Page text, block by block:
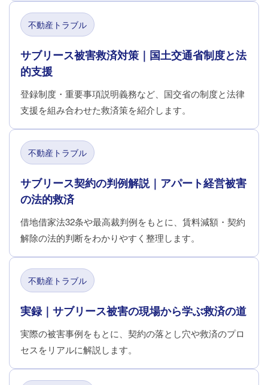
不動産トラブル
サブリース被害救済対策｜国土交通省制度と法
的支援
登録制度・重要事項説明義務など、国交省の制度と法律
支援を組み合わせた救済策を紹介します。
不動産トラブル
サブリース契約の判例解説｜アパート経営被害
の法的救済
借地借家法32条や最高裁判例をもとに、賃料減額・契約
解除の法的判断をわかりやすく整理します。
不動産トラブル
実録｜サブリース被害の現場から学ぶ救済の道
実際の被害事例をもとに、契約の落とし穴や救済のプロ
セスをリアルに解説します。